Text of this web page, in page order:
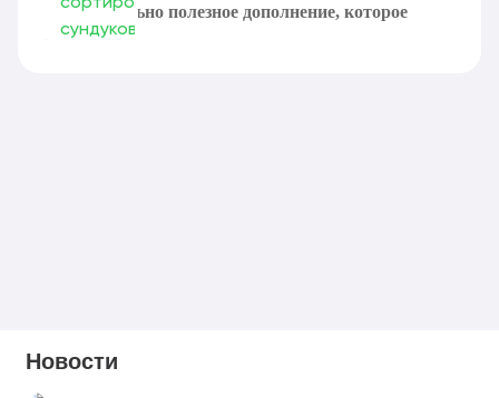
действительно полезное дополнение, которое
призвано...
Новости